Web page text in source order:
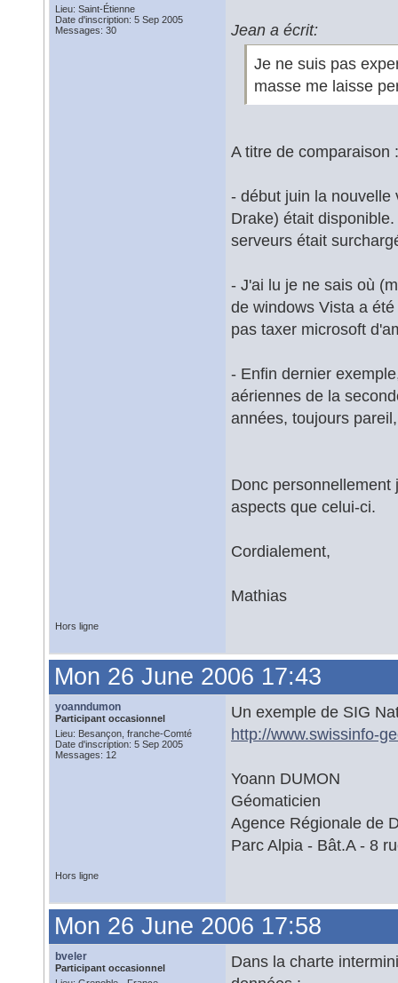
Lieu: Saint-Étienne
Date d'inscription: 5 Sep 2005
Messages: 30
Jean a écrit:
Je ne suis pas
masse me laisse
A titre de comparaison :
- début juin la nouvelle
Drake) était
serveurs était
- J'ai lu je ne sais où
de windows Vista a
pas taxer microsoft
- Enfin dernier
aériennes de la
années, toujours
Donc
aspects que celui-ci.
Cordialement,
Mathias
Hors ligne
Mon 26 June 2006 17:43
yoanndumon
Participant occasionnel
Lieu: Besançon, franche-Comté
Date d'inscription: 5 Sep 2005
Messages: 12
Un exemple de SIG
http://www.swissinfo-
Yoann DUMON
Géomaticien
Agence Régionale de
Parc Alpia - Bât.A - 8
Hors ligne
Mon 26 June 2006 17:58
bveler
Participant occasionnel
Dans la charte